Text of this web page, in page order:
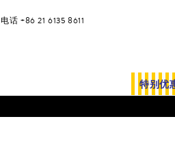
电话 +86 21 6135 8611
特别优